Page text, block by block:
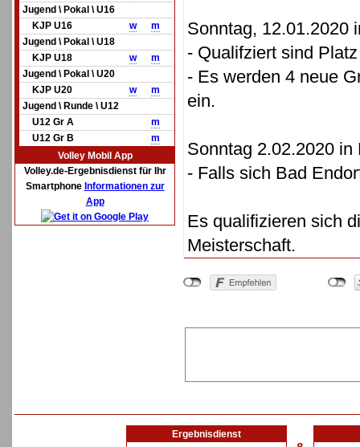
Jugend \ Pokal \ U16
KJP U16
w
m
Jugend \ Pokal \ U18
KJP U18
w
m
Jugend \ Pokal \ U20
KJP U20
w
m
Jugend \ Runde \ U12
U12 Gr A
m
U12 Gr B
m
Volley Mobil App
Volley.de-Ergebnisdienst für Ihr
Smartphone Informationen zur
App
Sonntag, 12.01.2020
- Qualifziert sind
- Es werden 4 neue
ein.
Sonntag 2.02.2020 in
- Falls sich Bad
Es qualifizieren sich
Meisterschaft.
Ergebnisdienst